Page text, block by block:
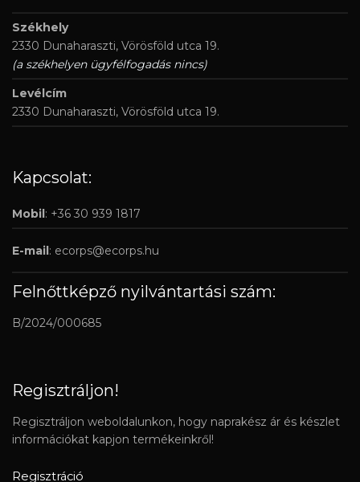
Székhely
2330 Dunaharaszti, Vörösföld utca 19.
(a székhelyen ügyfélfogadás nincs)
Levélcím
2330 Dunaharaszti, Vörösföld utca 19.
Kapcsolat:
Mobil : +36 30 939 1817
E-mail : ecorps@ecorps.hu
Felnőttképző nyilvántartási szám:
B/2024/000685
Regisztráljon!
Regisztráljon weboldalunkon, hogy naprakész ár és készlet
információkat kapjon termékeinkről!
Regisztráció